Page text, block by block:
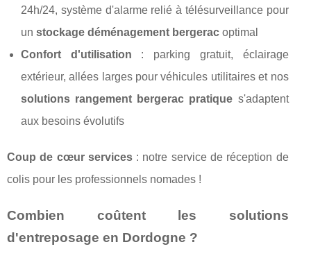
24h/24, système d'alarme relié à télésurveillance pour
un stockage déménagement bergerac optimal
Confort d'utilisation : parking gratuit, éclairage
extérieur, allées larges pour véhicules utilitaires et nos
solutions rangement bergerac pratique s'adaptent
aux besoins évolutifs
Coup de cœur services: notre service de réception de
colis pour les professionnels nomades !
Combien coûtent les solutions
d'entreposage en Dordogne ?